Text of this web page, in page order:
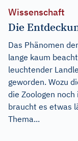
Wissenschaft
Die
Das Phänomen
lange kaum
leuchtender
geworden. Wozu
die Zoologen noch
braucht es etwas
Thema...